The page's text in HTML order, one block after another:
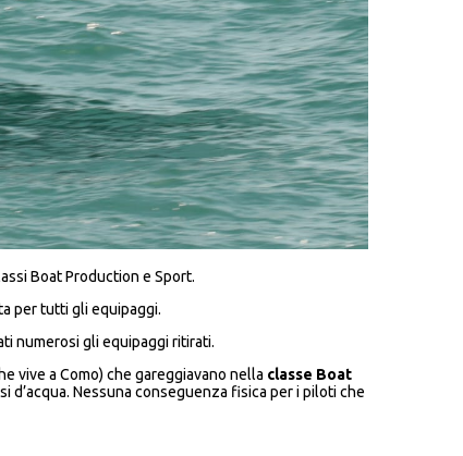
Boat Production e Sport.
per tutti gli equipaggi.
numerosi gli equipaggi ritirati.
vive a Como) che gareggiavano nella classe Boat
d’acqua. Nessuna conseguenza fisica per i piloti che